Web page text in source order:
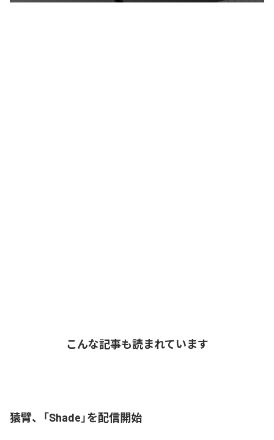
こんな記事も読まれています
猿臂、「Shade」を配信開始